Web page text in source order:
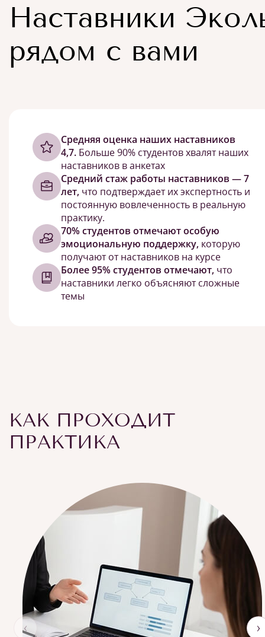
Наставники
рядом с вами
Cредняя оценка наших наставников
4,7. Больше 90% студентов хвалят наших
наставников в анкетах
Средний стаж работы наставников — 7
лет, что подтверждает их экспертность и
постоянную вовлеченность в реальную
практику.
70% студентов отмечают особую
эмоциональную поддержку, которую
получают от наставников на курсе
Более 95% студентов отмечают, что
наставники легко объясняют сложные
темы
КАК ПРОХОДИТ
ПРАКТИКА
‹ ›